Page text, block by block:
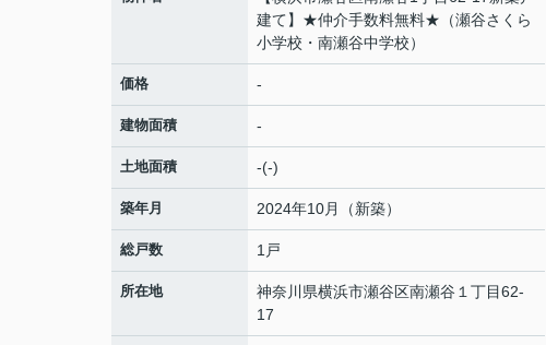
建て】★仲介手数料無料★（瀬谷さくら
小学校・南瀬谷中学校）
価格 -
建物面積 -
土地面積 -(-)
築年月 2024年10月（新築）
総戸数 1戸
所在地 神奈川県横浜市瀬谷区南瀬谷 １丁目62-
17